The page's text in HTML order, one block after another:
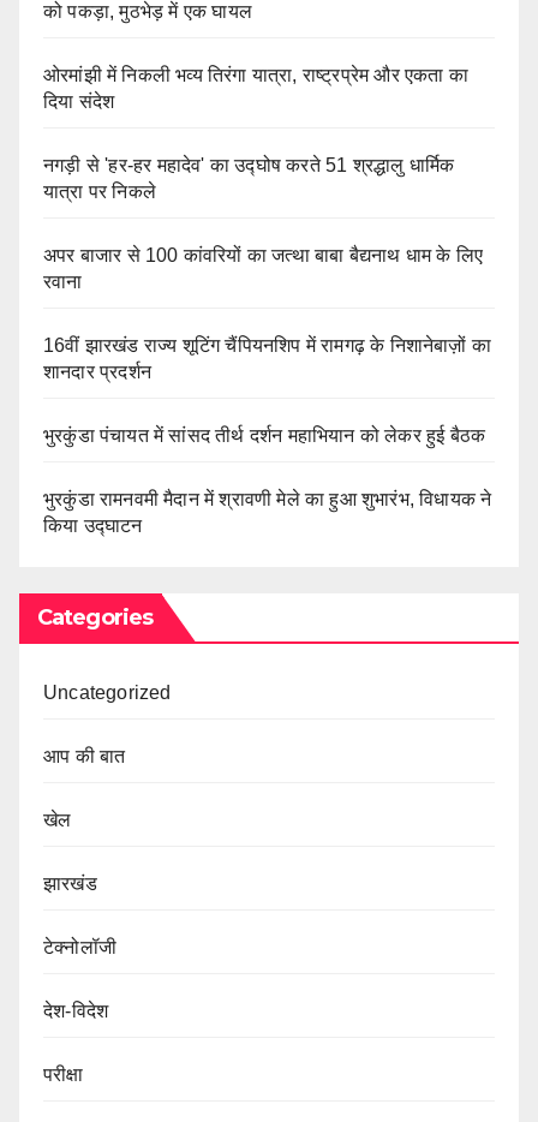
को पकड़ा, मुठभेड़ में एक घायल
ओरमांझी में निकली भव्य तिरंगा यात्रा, राष्ट्रप्रेम और एकता का
दिया संदेश
नगड़ी से 'हर-हर महादेव' का उद्घोष करते 51 श्रद्धालु धार्मिक
यात्रा पर निकले
अपर बाजार से 100 कांवरियों का जत्था बाबा बैद्यनाथ धाम के लिए
रवाना
16वीं झारखंड राज्य शूटिंग चैंपियनशिप में रामगढ़ के निशानेबाज़ों का
शानदार प्रदर्शन
भुरकुंडा पंचायत में सांसद तीर्थ दर्शन महाभियान को लेकर हुई बैठक
भुरकुंडा रामनवमी मैदान में श्रावणी मेले का हुआ शुभारंभ, विधायक ने
किया उद्घाटन
Categories
Uncategorized
आप की बात
खेल
झारखंड
टेक्नोलॉजी
देश-विदेश
परीक्षा